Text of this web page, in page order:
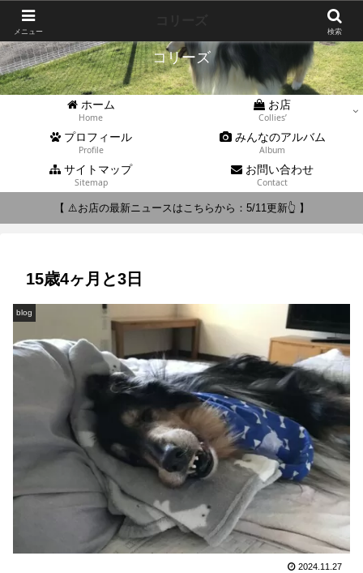
コリーズ
ホーム
Home
お店
Collies’
プロフィール
Profile
みんなのアルバム
Album
サイトマップ
Sitemap
お問い合わせ
Contact
【 ⚠️お店の最新ニュースはこちらから：5/11更新👆 】
15歳4ヶ月と3日
blog
2024.11.27
メニュー 検索